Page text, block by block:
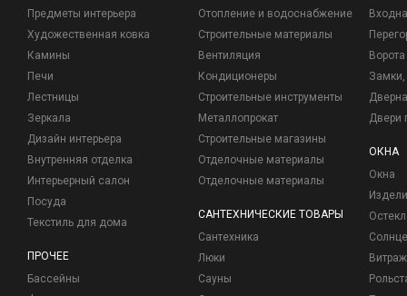
Предметы интерьера
Художественная ковка
Камины
Печи
Лестницы
Зеркала
Дизайн интерьера
Внутренняя отделка
Интерьерный салон
Посуда
Текстиль для дома
ПРОЧЕЕ
Бассейны
Отопление и водоснабжение
Строительные материалы
Вентиляция
Кондиционеры
Строительные инструменты
Металлопрокат
Строительные магазины
Отделочные материалы
Отделочные материалы
САНТЕХНИЧЕСКИЕ ТОВАРЫ
Сантехника
Люки
Сауны
Ворота
Замки,
Двери
ОКНА
Окна